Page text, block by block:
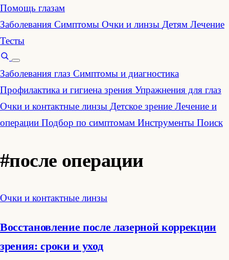
Помощь глазам
Заболевания Симптомы Очки и линзы Детям Лечение
Тесты
Заболевания глаз Симптомы и диагностика
Профилактика и гигиена зрения Упражнения для глаз
Очки и контактные линзы Детское зрение Лечение и
операции Подбор по симптомам Инструменты Поиск
#после операции
Очки и контактные линзы
Восстановление после лазерной коррекции
зрения: сроки и уход